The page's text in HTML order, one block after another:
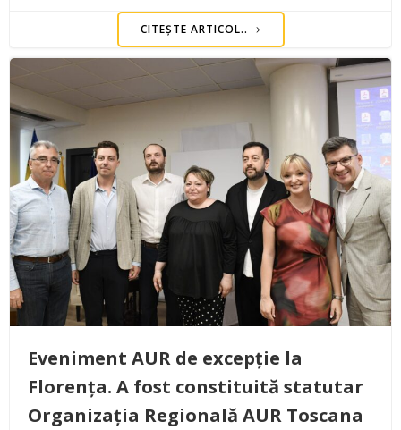
CITEȘTE ARTICOL..
Eveniment AUR de excepție la
Florența. A fost constituită statutar
Organizația Regională AUR Toscana